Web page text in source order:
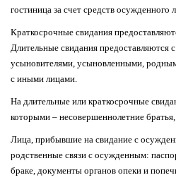
гостиница за счет средств осужденного
Краткосрочные свидания
Длительные свидания предоставляются
усыновителями, усыновленными,
с иными лицами.
На длительные или краткосрочные
которыми – несовершеннолетние
Лица, прибывшие на свидание с
родственные связи с осужденным:
браке, документы органов опеки и